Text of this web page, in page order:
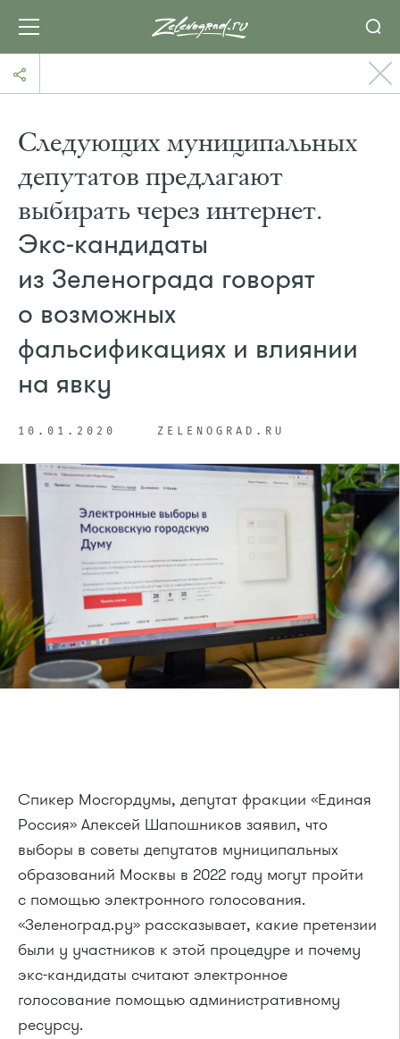
Следующих муниципальных
депутатов предлагают
выбирать через интернет.
Экс-кандидаты
из Зеленограда говорят
о возможных
фальсификациях и влиянии
на явку
10.01.2020 ZELENOGRAD.RU
Спикер Мосгордумы, депутат фракции «Единая
Россия» Алексей Шапошников заявил, что
выборы в советы депутатов муниципальных
образований Москвы в 2022 году могут пройти
с помощью электронного голосования.
«Зеленоград.ру» рассказывает, какие претензии
были у участников к этой процедуре и почему
экс-кандидаты считают электронное
голосование помощью административному
ресурсу.